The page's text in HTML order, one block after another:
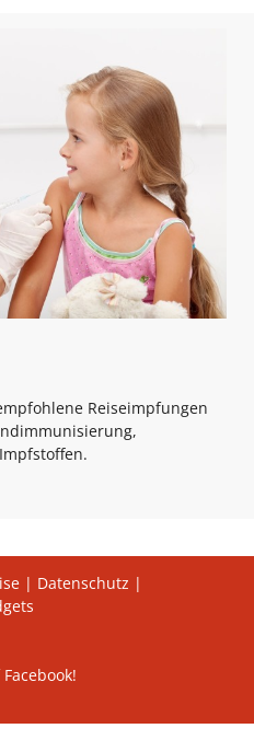
Reiseimpfungen
| Datenschutz |